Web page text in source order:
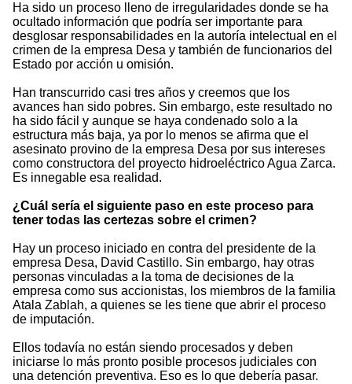
Ha sido un proceso lleno de irregularidades donde se ha
ocultado información que podría ser importante para
desglosar responsabilidades en la autoría intelectual en el
crimen de la empresa Desa y también de funcionarios del
Estado por acción u omisión.
Han transcurrido casi tres años y creemos que los
avances han sido pobres. Sin embargo, este resultado no
ha sido fácil y aunque se haya condenado solo a la
estructura más baja, ya por lo menos se afirma que el
asesinato provino de la empresa Desa por sus intereses
como constructora del proyecto hidroeléctrico Agua Zarca.
Es innegable esa realidad.
¿Cuál sería el siguiente paso en este proceso para
tener todas las certezas sobre el crimen?
Hay un proceso iniciado en contra del presidente de la
empresa Desa, David Castillo. Sin embargo, hay otras
personas vinculadas a la toma de decisiones de la
empresa como sus accionistas, los miembros de la familia
Atala Zablah, a quienes se les tiene que abrir el proceso
de imputación.
Ellos todavía no están siendo procesados y deben
iniciarse lo más pronto posible procesos judiciales con
una detención preventiva. Eso es lo que debería pasar.